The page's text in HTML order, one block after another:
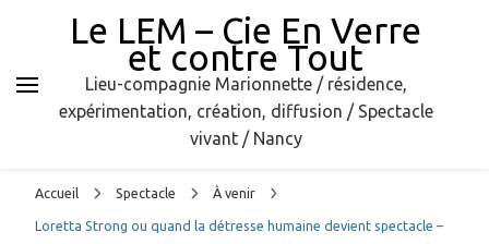
Le LEM – Cie En Verre
et contre Tout
Lieu-compagnie Marionnette / résidence,
expérimentation, création, diffusion / Spectacle
vivant / Nancy
Accueil Spectacle À venir
Loretta Strong ou quand la détresse humaine devient spectacle –